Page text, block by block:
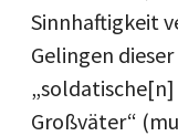
Sinnhaftigkeit
Gelingen
Großväter“